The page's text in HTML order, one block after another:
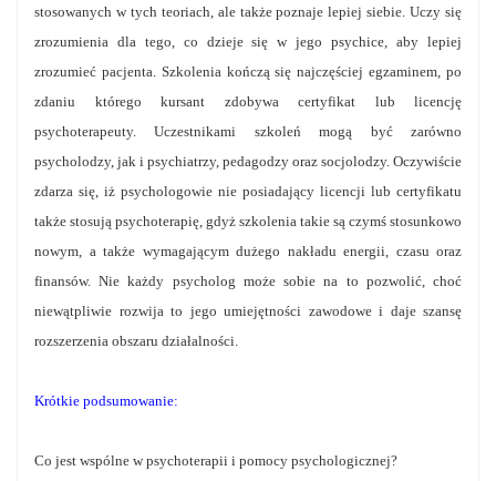
stosowanych w tych teoriach, ale także poznaje lepiej siebie. Uczy się
zrozumienia dla tego, co dzieje się w jego psychice, aby lepiej
zrozumieć pacjenta. Szkolenia kończą się najczęściej egzaminem, po
zdaniu którego kursant zdobywa certyfikat lub licencję
psychoterapeuty. Uczestnikami szkoleń mogą być zarówno
psycholodzy, jak i psychiatrzy, pedagodzy oraz socjolodzy. Oczywiście
zdarza się, iż psychologowie nie posiadający licencji lub certyfikatu
także stosują psychoterapię, gdyż szkolenia takie są czymś stosunkowo
nowym, a także wymagającym dużego nakładu energii, czasu oraz
finansów. Nie każdy psycholog może sobie na to pozwolić, choć
niewątpliwie rozwija to jego umiejętności zawodowe i daje szansę
rozszerzenia obszaru działalności.
Krótkie podsumowanie:
Co jest wspólne w psychoterapii i pomocy psychologicznej?